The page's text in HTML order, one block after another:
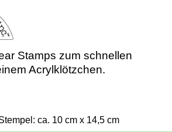
Stamps zum schnellen
Acrylklötzchen.
ca. 10 cm x 14,5 cm